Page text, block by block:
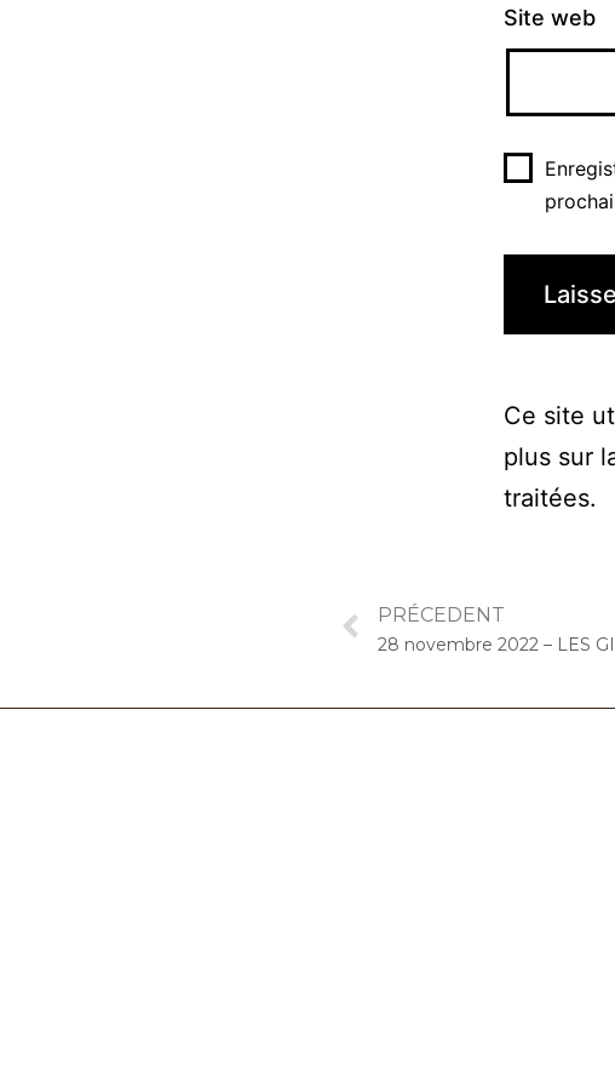
Site web
Ce site
plus sur
traitées.
PRÉCEDENT